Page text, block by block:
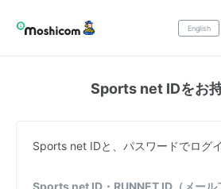
English
Sports net IDをお
Sports net IDと、パスワードでログ
Sports net ID・RUNNET ID（メール